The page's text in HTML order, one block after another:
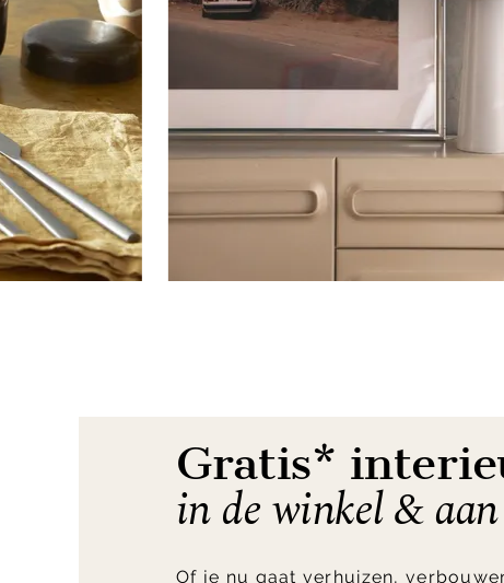
Gratis*
in de winkel &
Of je nu gaat verhuizen,